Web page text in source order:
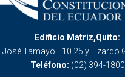
Edificio Matriz,Quito:
José Tamayo E10 25 y Lizardo
Teléfono: (02) 394-1800